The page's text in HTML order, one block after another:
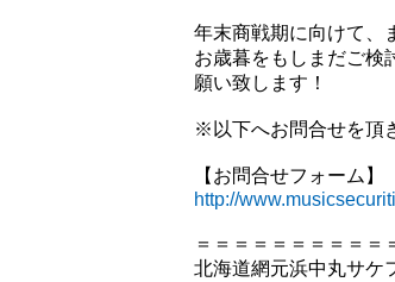
年末商戦期に向けて、
お歳暮をもしまだご検
願い致します！
※以下へお問合せを頂
【お問合せフォーム】
http://
＝＝＝＝＝＝＝＝＝＝
北海道網元浜中丸サケ